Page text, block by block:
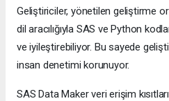
Geliştiriciler, yönetilen geliştirme
dil aracılığıyla SAS ve Python
ve iyileştirebiliyor. Bu sayede
insan denetimi korunuyor.
SAS Data Maker veri erişim